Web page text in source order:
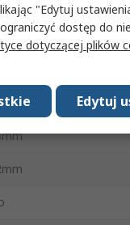
V dc
"Edytuj
dostęp do
dotyczącej plików
Edytuj